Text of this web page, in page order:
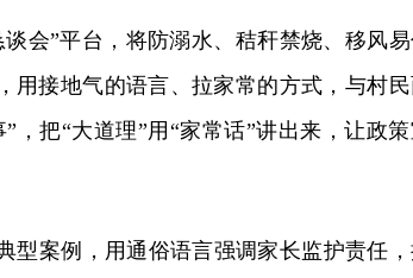
会”平台，将防溺水、秸秆禁烧、移风
用接地气的语言、拉家常的方式，与村
，把“大道理”用“家常话”讲出来，让政
型案例，用通俗语言强调家长监护责任